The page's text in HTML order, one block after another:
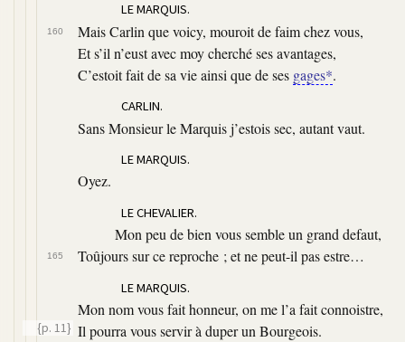
LE MARQUIS.
160
Mais Carlin que voicy, mouroit de faim chez vous,
Et s’il n’eust avec moy cherché ses avantages,
C’estoit fait de sa vie ainsi que de ses gages*.
CARLIN.
Sans Monsieur le Marquis j’estois sec, autant vaut.
LE MARQUIS.
Oyez.
LE CHEVALIER.
Mon peu de bien vous semble un grand defaut,
165 Toûjours sur ce reproche ; et ne peut-il pas estre…
LE MARQUIS.
Mon nom vous fait honneur, on me l’a fait connoistre,
Il pourra vous servir à duper un Bourgeois.
{p. 11}